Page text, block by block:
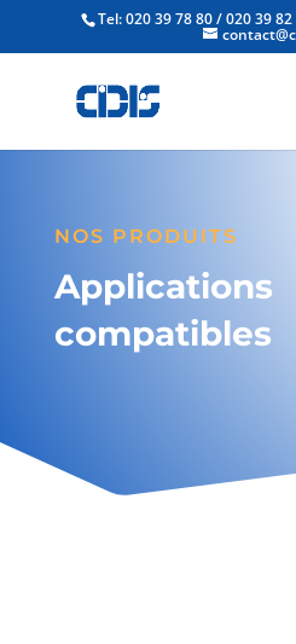
Tel: 020 39 78 80 / 020 39
NOS PRODUITS
Applications
compatibles